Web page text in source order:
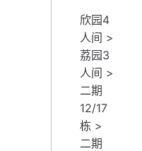
欣园4
人间 >
荔园3
人间 >
二期
12/17
栋 >
二期